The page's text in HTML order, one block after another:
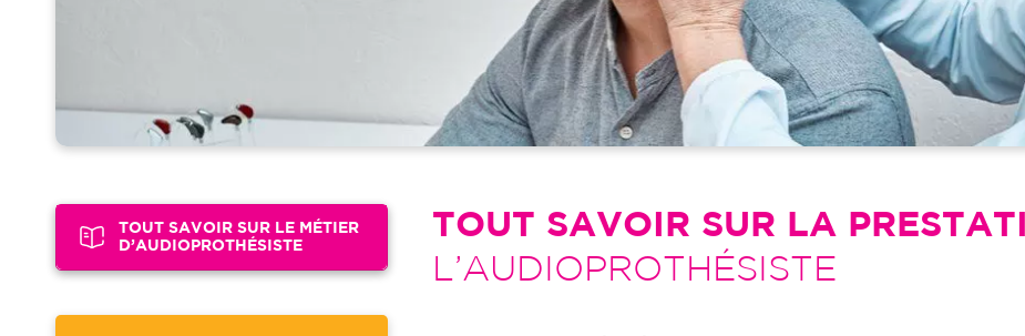
TOUT SAVOIR SUR LE MÉTIER
D’AUDIOPROTHÉSISTE
TOUT SAVOIR SUR LA
L’AUDIOPROTHÉSISTE